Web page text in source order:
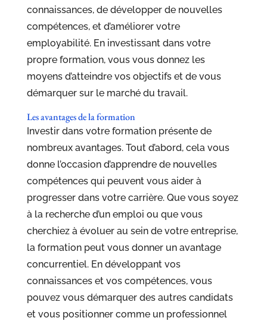
connaissances, de développer de nouvelles
compétences, et d’améliorer votre
employabilité. En investissant dans votre
propre formation, vous vous donnez les
moyens d’atteindre vos objectifs et de vous
démarquer sur le marché du travail.
Les avantages de la formation
Investir dans votre formation présente de
nombreux avantages. Tout d’abord, cela vous
donne l’occasion d’apprendre de nouvelles
compétences qui peuvent vous aider à
progresser dans votre carrière. Que vous soyez
à la recherche d’un emploi ou que vous
cherchiez à évoluer au sein de votre entreprise,
la formation peut vous donner un avantage
concurrentiel. En développant vos
connaissances et vos compétences, vous
pouvez vous démarquer des autres candidats
et vous positionner comme un professionnel